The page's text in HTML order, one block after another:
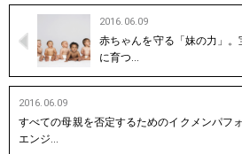
2016.06.09
赤ちゃんを守る「妹の力」
に育つ…
2016.06.09
すべての母親を否定するためのイクメンパフ
エンジ…